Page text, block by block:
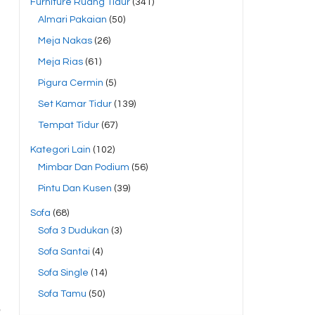
Furniture Ruang Tidur(341)
Almari Pakaian (50)
Meja Nakas(26)
Meja Rias(61)
Pigura Cermin (5)
Set Kamar Tidur(139)
Tempat Tidur(67)
Kategori Lain (102)
Mimbar Dan Podium (56)
Pintu Dan Kusen (39)
Sofa (68)
Sofa 3 Dudukan (3)
Sofa Santai (4)
Sofa Single (14)
Sofa Tamu (50)